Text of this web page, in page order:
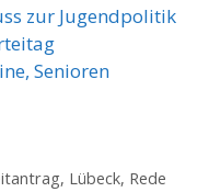
zur Jugendpolitik
Senioren
, Lübeck, Rede